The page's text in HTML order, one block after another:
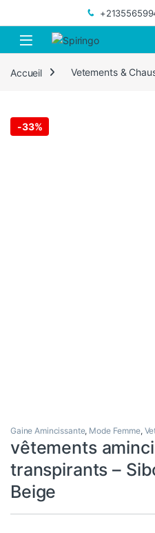
Accueil Vetements &
-33%
Gaine Amincissante, Mode Femme,
vêtements
transpirants –
Beige